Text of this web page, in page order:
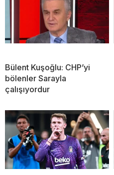
Bülent Kuşoğlu: CHP’yi
bölenler Sarayla
çalışıyordur